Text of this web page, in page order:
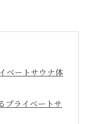
ベートサウナ体
プライベートサ